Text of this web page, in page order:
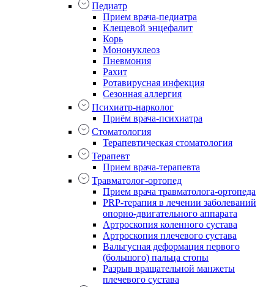
Педиатр
Прием врача-педиатра
Клещевой энцефалит
Корь
Мононуклеоз
Пневмония
Рахит
Ротавирусная инфекция
Сезонная аллергия
Психиатр-нарколог
Приём врача-психиатра
Стоматология
Терапевтическая стоматология
Терапевт
Прием врача-терапевта
Травматолог-ортопед
Прием врача травматолога-ортопеда
PRP-терапия в лечении заболеваний
опорно-двигательного аппарата
Артроскопия коленного сустава
Артроскопия плечевого сустава
Вальгусная деформация первого
(большого) пальца стопы
Разрыв вращательной манжеты
плечевого сустава